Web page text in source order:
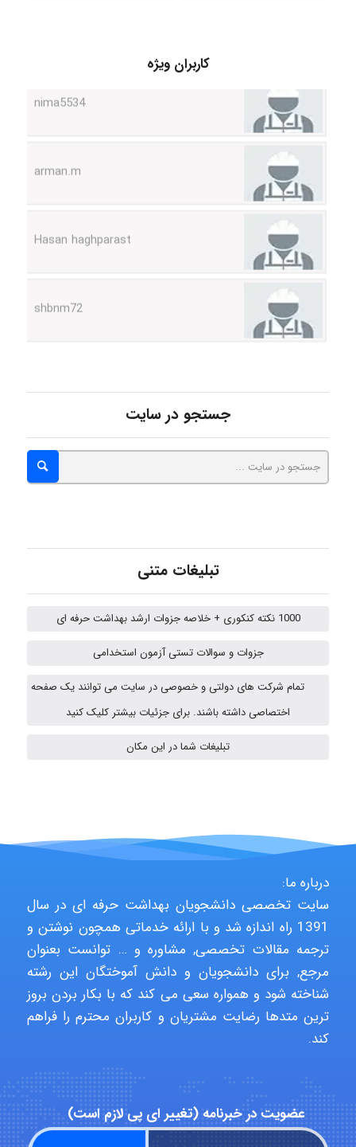
کاربران ویژه
Sara
ZAK
fahimeh sheibani
ABOALFZAL ZAREI
shbnm72
Minoo1375
Sara
ZAK
جستجو در سایت
تبلیغات متنی
1000 نکته کنکوری + خلاصه جزوات ارشد بهداشت حرفه ای
جزوات و سوالات تستی آزمون استخدامی
تمام شرکت های دولتی و خصوصی در سایت می توانند یک صفحه
اختصاصی داشته باشند. برای جزئیات بیشتر کلیک کنید
تبلیغات شما در این مکان
درباره ما:
سایت تخصصی دانشجویان بهداشت حرفه ای در سال
1391 راه اندازه شد و با ارائه خدماتی همچون نوشتن و
ترجمه مقالات تخصصی, مشاوره و … توانست بعنوان
مرجع, برای دانشجویان و دانش آموختگان این رشته
شناخته شود و همواره سعی می کند که با بکار بردن بروز
ترین متدها رضایت مشتریان و کاربران محترم را فراهم
کند.
عضویت در خبرنامه (تغییر ای پی لازم است)